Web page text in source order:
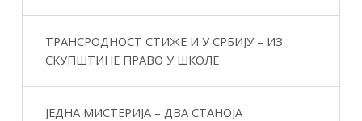
ТРАНСРОДНОСТ СТИЖЕ И У СРБИЈУ – ИЗ
СКУПШТИНЕ ПРАВО У ШКОЛЕ
ЈЕДНА МИСТЕРИЈА – ДВА СТАНОЈА